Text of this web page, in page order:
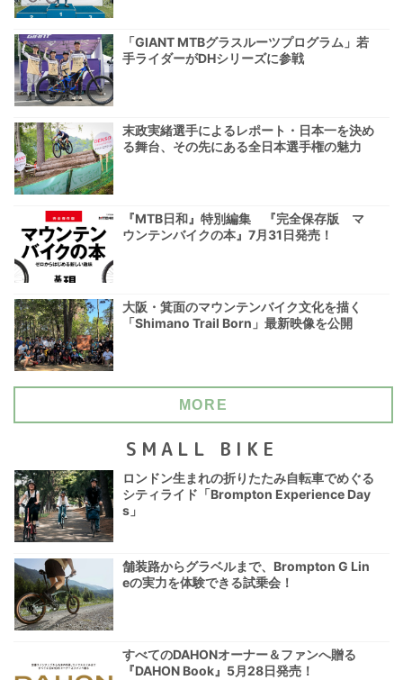
「GIANT MTBグラスルーツプログラム」若
手ライダーがDHシリーズに参戦
末政実緒選手によるレポート・日本一を決め
る舞台、その先にある全日本選手権の魅力
『MTB日和』特別編集 『完全保存版 マ
ウンテンバイクの本』7月31日発売！
大阪・箕面のマウンテンバイク文化を描く
「Shimano Trail Born」最新映像を公開
MORE
SMALL BIKE
ロンドン生まれの折りたたみ自転車でめぐる
シティライド「Brompton Experience Day
s」
舗装路からグラベルまで、Brompton G Lin
eの実力を体験できる試乗会！
すべてのDAHONオーナー＆ファンへ贈る
『DAHON Book』5月28日発売！